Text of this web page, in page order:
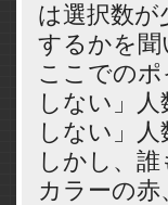
は選択数
するかを聞
ここでの
しない」
しない」
しかし、
カラーの